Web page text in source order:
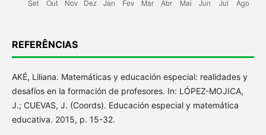
REFERÊNCIAS
AKÉ, Liliana. Matemáticas y educación especial: realidades y
desafíos en la formación de profesores. In: LÓPEZ-MOJICA,
J.; CUEVAS, J. (Coords). Educación especial y matemática
educativa. 2015, p. 15-32.